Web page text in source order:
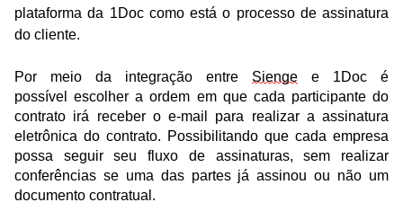
plataforma da 1Doc como está o processo de assinatura
do cliente.
Por meio da integração entre Sienge e 1Doc é
possível escolher a ordem em que cada participante do
contrato irá receber o e-mail para realizar a assinatura
eletrônica do contrato. Possibilitando que cada empresa
possa seguir seu fluxo de assinaturas, sem realizar
conferências se uma das partes já assinou ou não um
documento contratual.